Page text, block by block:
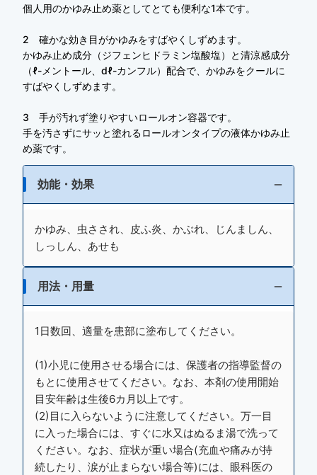
個人用のかゆみ止め薬としてとても便利な1本です。
2 確かな効き目がかゆみをすばやくしずめます。
かゆみ止め成分（ジフェンヒドラミン塩酸塩）と清涼感成分
（ℓ-メントール、dℓ-カンフル）配合で、かゆみをクールに
すばやくしずめます。
3 手が汚れず塗りやすいロールオン容器です。
手を汚さずにサッと塗れるロールオンタイプの液体かゆみ止
め薬です。
効能・効果
かゆみ、虫さされ、皮ふ炎、かぶれ、じんましん、
しっしん、あせも
用法・用量
1日数回、適量を患部に塗布してください。
(1)小児に使用させる場合には、保護者の指導監督の
もとに使用させてください。なお、本剤の使用開始
目安年齢は生後6カ月以上です。
(2)目に入らないように注意してください。万一目
に入った場合には、すぐに水又はぬるま湯で洗って
ください。なお、症状が重い場合(充血や痛みが持
続したり、涙が止まらない場合等)には、眼科医の